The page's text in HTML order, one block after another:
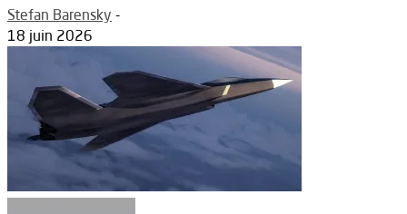
Stefan Barensky -
18 juin 2026